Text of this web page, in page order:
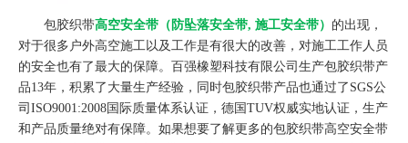
包胶织带高空安全带（防坠落安全带, 施工安全带） 的出现，
对于很多户外高空施工以及工作是有很大的改善，对施工工作人员
的安全也有了最大的保障。百强橡塑科技有限公司生产包胶织带产
品13年，积累了大量生产经验，同时包胶织带产品也通过了SGS公
司ISO9001:2008国际质量体系认证，德国TUV权威实地认证，生产
和产品质量绝对有保障。如果想要了解更多的包胶织带高空安全带